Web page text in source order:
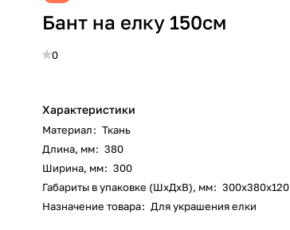
Бант на елку 150см
0
Характеристики
Материал: Ткань
Длина, мм: 380
Ширина, мм: 300
Габариты в упаковке (ШхДхВ), мм: 300х380х120
Назначение товара: Для украшения елки